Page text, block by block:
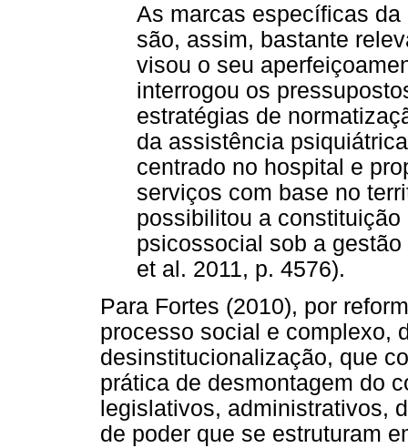
As marcas específicas
são, assim, bastante
visou o seu
interrogou os
estratégias de
da assistência
centrado no hospital e
serviços com base no
possibilitou a
psicossocial sob a
et al. 2011, p. 4576).
Para Fortes (2010), por
processo social e complexo,
desinstitucionalização, que
prática de desmontagem do
legislativos, administrativos,
de poder que se estruturam